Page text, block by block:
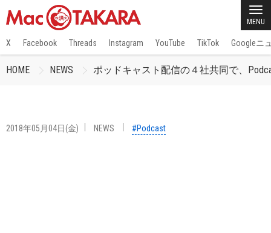
MENU
X Facebook Threads Instagram YouTube TikTok Googleニ
HOME NEWS ポッドキャスト配信の４社共同で、
2018年05月04日(金) NEWS #Podcast